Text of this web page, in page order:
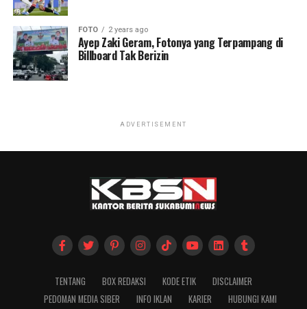
FOTO 2 years ago
Ayep Zaki Geram, Fotonya yang Terpampang di
Billboard Tak Berizin
ADVERTISEMENT
TENTANG BOX REDAKSI KODE ETIK
DISCLAIMER
PEDOMAN MEDIA SIBER
INFO IKLAN KARIER HUBUNGI KAMI